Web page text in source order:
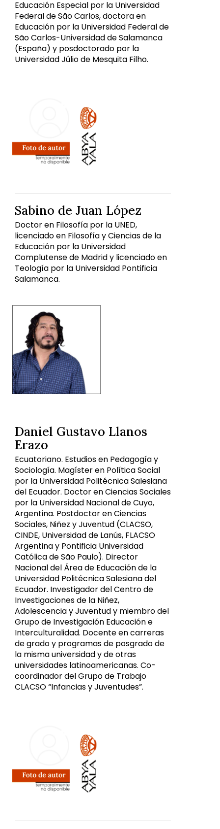
Educación Especial por la Universidad
Federal de São Carlos, doctora en
Educación por la Universidad Federal de
São Carlos-Universidad de Salamanca
(España) y posdoctorado por la
Universidad Júlio de Mesquita Filho.
Sabino de Juan López
Doctor en Filosofía por la UNED,
licenciado en Filosofía y Ciencias de la
Educación por la Universidad
Complutense de Madrid y licenciado en
Teología por la Universidad Pontificia
Salamanca.
Daniel Gustavo Llanos
Erazo
Ecuatoriano. Estudios en Pedagogía y
Sociología. Magíster en Política Social
por la Universidad Politécnica Salesiana
del Ecuador. Doctor en Ciencias Sociales
por la Universidad Nacional de Cuyo,
Argentina. Postdoctor en Ciencias
Sociales, Niñez y Juventud (CLACSO,
CINDE, Universidad de Lanús, FLACSO
Argentina y Pontificia Universidad
Católica de São Paulo). Director
Nacional del Área de Educación de la
Universidad Politécnica Salesiana del
Ecuador. Investigador del Centro de
Investigaciones de la Niñez,
Adolescencia y Juventud y miembro del
Grupo de Investigación Educación e
Interculturalidad. Docente en carreras
de grado y programas de posgrado de
la misma universidad y de otras
universidades latinoamericanas. Co-
coordinador del Grupo de Trabajo
CLACSO “Infancias y Juventudes”.